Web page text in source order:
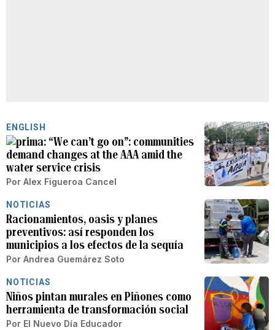
ENGLISH
“We can’t go on”: communities
demand changes at the AAA amid the
water service crisis
Por Alex Figueroa Cancel
NOTICIAS
Racionamientos, oasis y planes
preventivos: así responden los
municipios a los efectos de la sequía
Por Andrea Guemárez Soto
NOTICIAS
Niños pintan murales en Piñones como
herramienta de transformación social
Por El Nuevo Día Educador